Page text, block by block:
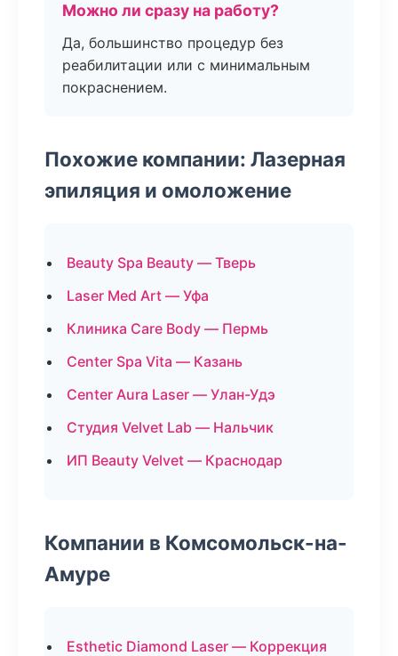
Можно ли сразу на работу?
Да, большинство процедур без
реабилитации или с минимальным
покраснением.
Похожие компании: Лазерная
эпиляция и омоложение
Beauty Spa Beauty — Тверь
Laser Med Art — Уфа
Клиника Care Body — Пермь
Center Spa Vita — Казань
Center Aura Laser — Улан-Удэ
Студия Velvet Lab — Нальчик
ИП Beauty Velvet — Краснодар
Компании в Комсомольск-на-
Амуре
Esthetic Diamond Laser — Коррекция